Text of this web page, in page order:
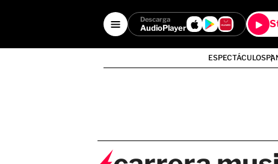
Descarga
AudioPlayer
ESPECTÁCULOS